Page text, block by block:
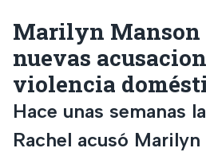
Marilyn Manson
nuevas
violencia
Hace unas semanas
Rachel acusó